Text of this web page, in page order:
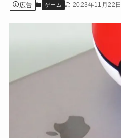
広告 ゲーム 2023年11月22日